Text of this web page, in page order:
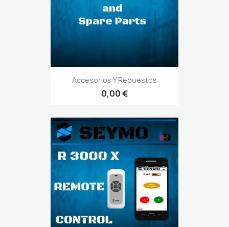
Accesorios Y Repuestos
0,00 €